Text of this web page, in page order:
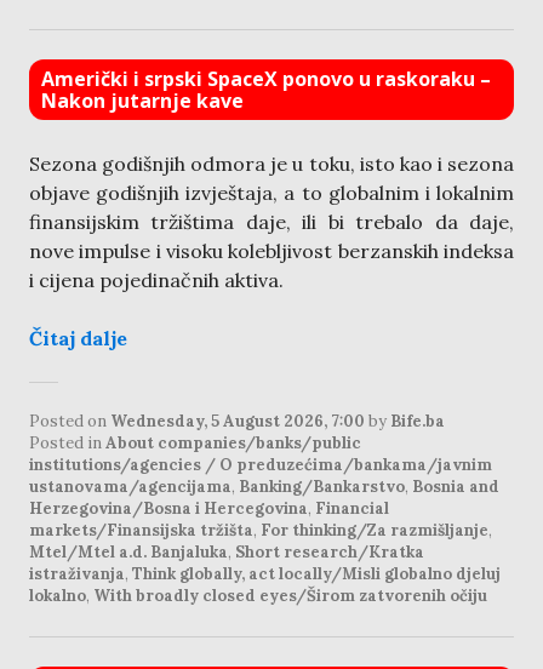
Američki i srpski SpaceX ponovo u raskoraku –
Nakon jutarnje kave
Sezona godišnjih odmora je u toku, isto kao i sezona
objave godišnjih izvještaja, a to globalnim i lokalnim
finansijskim tržištima daje, ili bi trebalo da daje,
nove impulse i visoku kolebljivost berzanskih indeksa
i cijena pojedinačnih aktiva.
Čitaj dalje
Posted on Wednesday, 5 August 2026, 7:00 by Bife.ba
Posted inAbout companies/banks/public
institutions/agencies / O preduzećima/bankama/javnim
ustanovama/agencijama, Banking/Bankarstvo, Bosnia and
Herzegovina/Bosna i Hercegovina, Financial
markets/Finansijska tržišta, For thinking/Za razmišljanje,
Mtel/Mtel a.d. Banjaluka, Short research/Kratka
istraživanja, Think globally, act locally/Misli globalno djeluj
lokalno, With broadly closed eyes/Širom zatvorenih očiju